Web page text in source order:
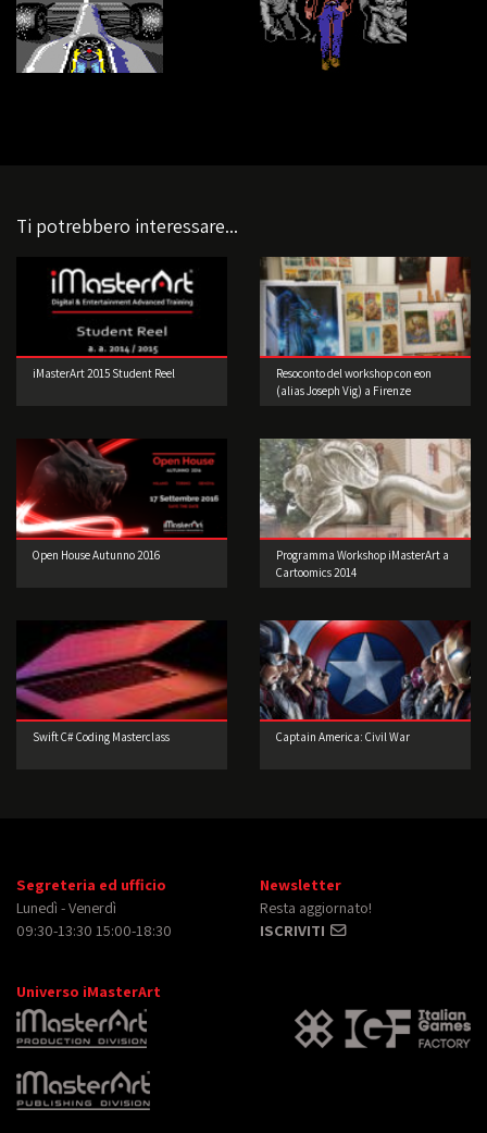
Ti potrebbero interessare...
iMasterArt 2015 Student Reel
Resoconto del workshop con eon
(alias Joseph Vig) a Firenze
Open House Autunno 2016
Programma Workshop iMasterArt a
Cartoomics 2014
Swift C# Coding Masterclass Captain America: Civil War
Segreteria ed ufficio
Lunedì - Venerdì
09:30-13:30 15:00-18:30
Newsletter
Resta aggiornato!
ISCRIVITI
Universo iMasterArt